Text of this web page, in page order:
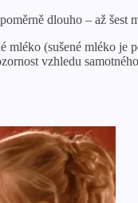
dlouho – až šest
mléko (sušené mléko
vzhledu